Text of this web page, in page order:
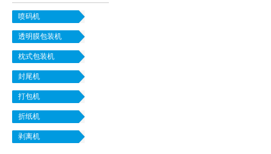
喷码机
透明膜包装机
枕式包装机
封尾机
打包机
折纸机
剥离机